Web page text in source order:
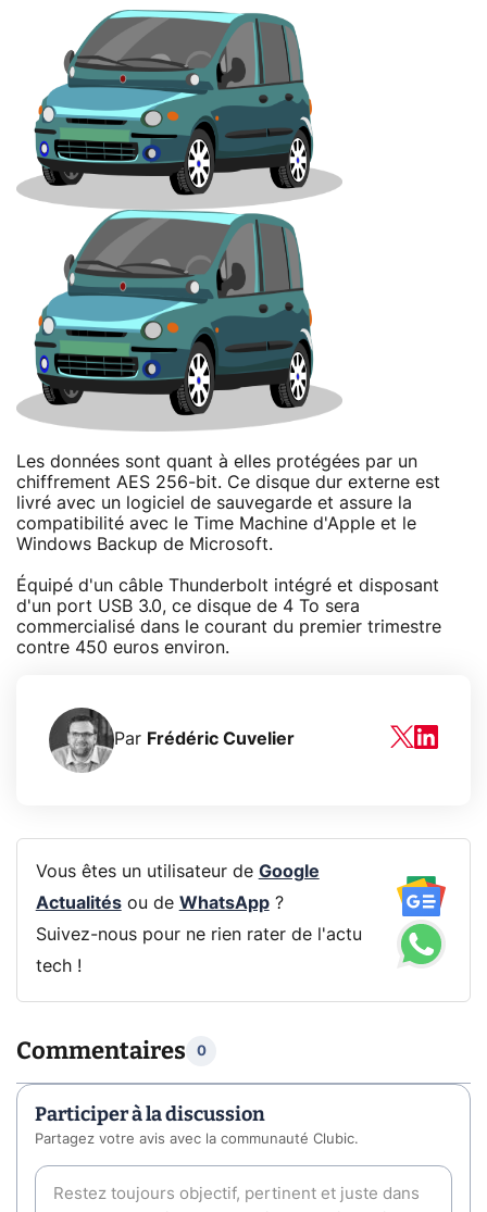
Les données sont quant à elles protégées par un
chiffrement AES 256-bit. Ce disque dur externe est
livré avec un logiciel de sauvegarde et assure la
compatibilité avec le Time Machine d'Apple et le
Windows Backup de Microsoft.
Équipé d'un câble Thunderbolt intégré et disposant
d'un port USB 3.0, ce disque de 4 To sera
commercialisé dans le courant du premier trimestre
contre 450 euros environ.
Par Frédéric Cuvelier
Vous êtes un utilisateur de Google
Actualitésou de WhatsApp?
Suivez-nous pour ne rien rater de l'actu
tech !
Commentaires 0
Participer à la discussion
Partagez votre avis avec la communauté Clubic.